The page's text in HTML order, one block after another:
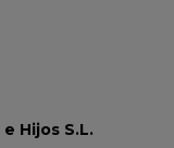
Hijos S.L.